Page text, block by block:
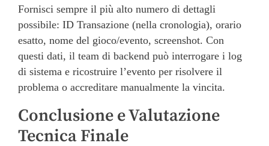
Fornisci sempre il più alto numero di dettagli
possibile: ID Transazione (nella cronologia), orario
esatto, nome del gioco/evento, screenshot. Con
questi dati, il team di backend può interrogare i log
di sistema e ricostruire l’evento per risolvere il
problema o accreditare manualmente la vincita.
Conclusione e Valutazione
Tecnica Finale